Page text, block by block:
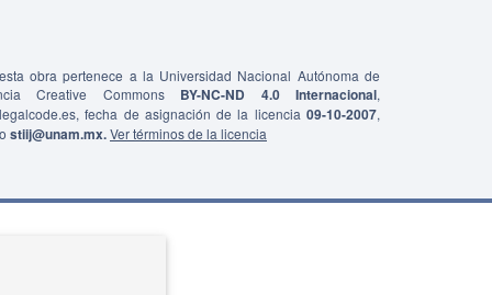
obra pertenece a la Universidad Nacional Autónoma de
Creative Commons BY-NC-ND 4.0 Internacional,
fecha de asignación de la licencia 09-10-2007,
stiij@unam.mx.Ver términos de la licencia